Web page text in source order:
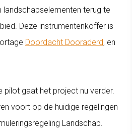
terug te
Deze instrumentenkoffer is
Doordacht Dooraderd, en
pilot gaat het project nu verder.
voort op de huidige regelingen
Landschap.